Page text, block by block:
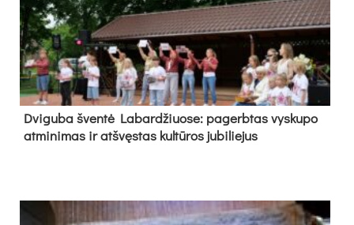
Dvi­gu­ba šven­tė La­bar­džiuo­se: pa­gerb­tas vys­ku­po
at­mi­ni­mas ir at­švęs­tas kul­tū­ros ju­bi­lie­jus